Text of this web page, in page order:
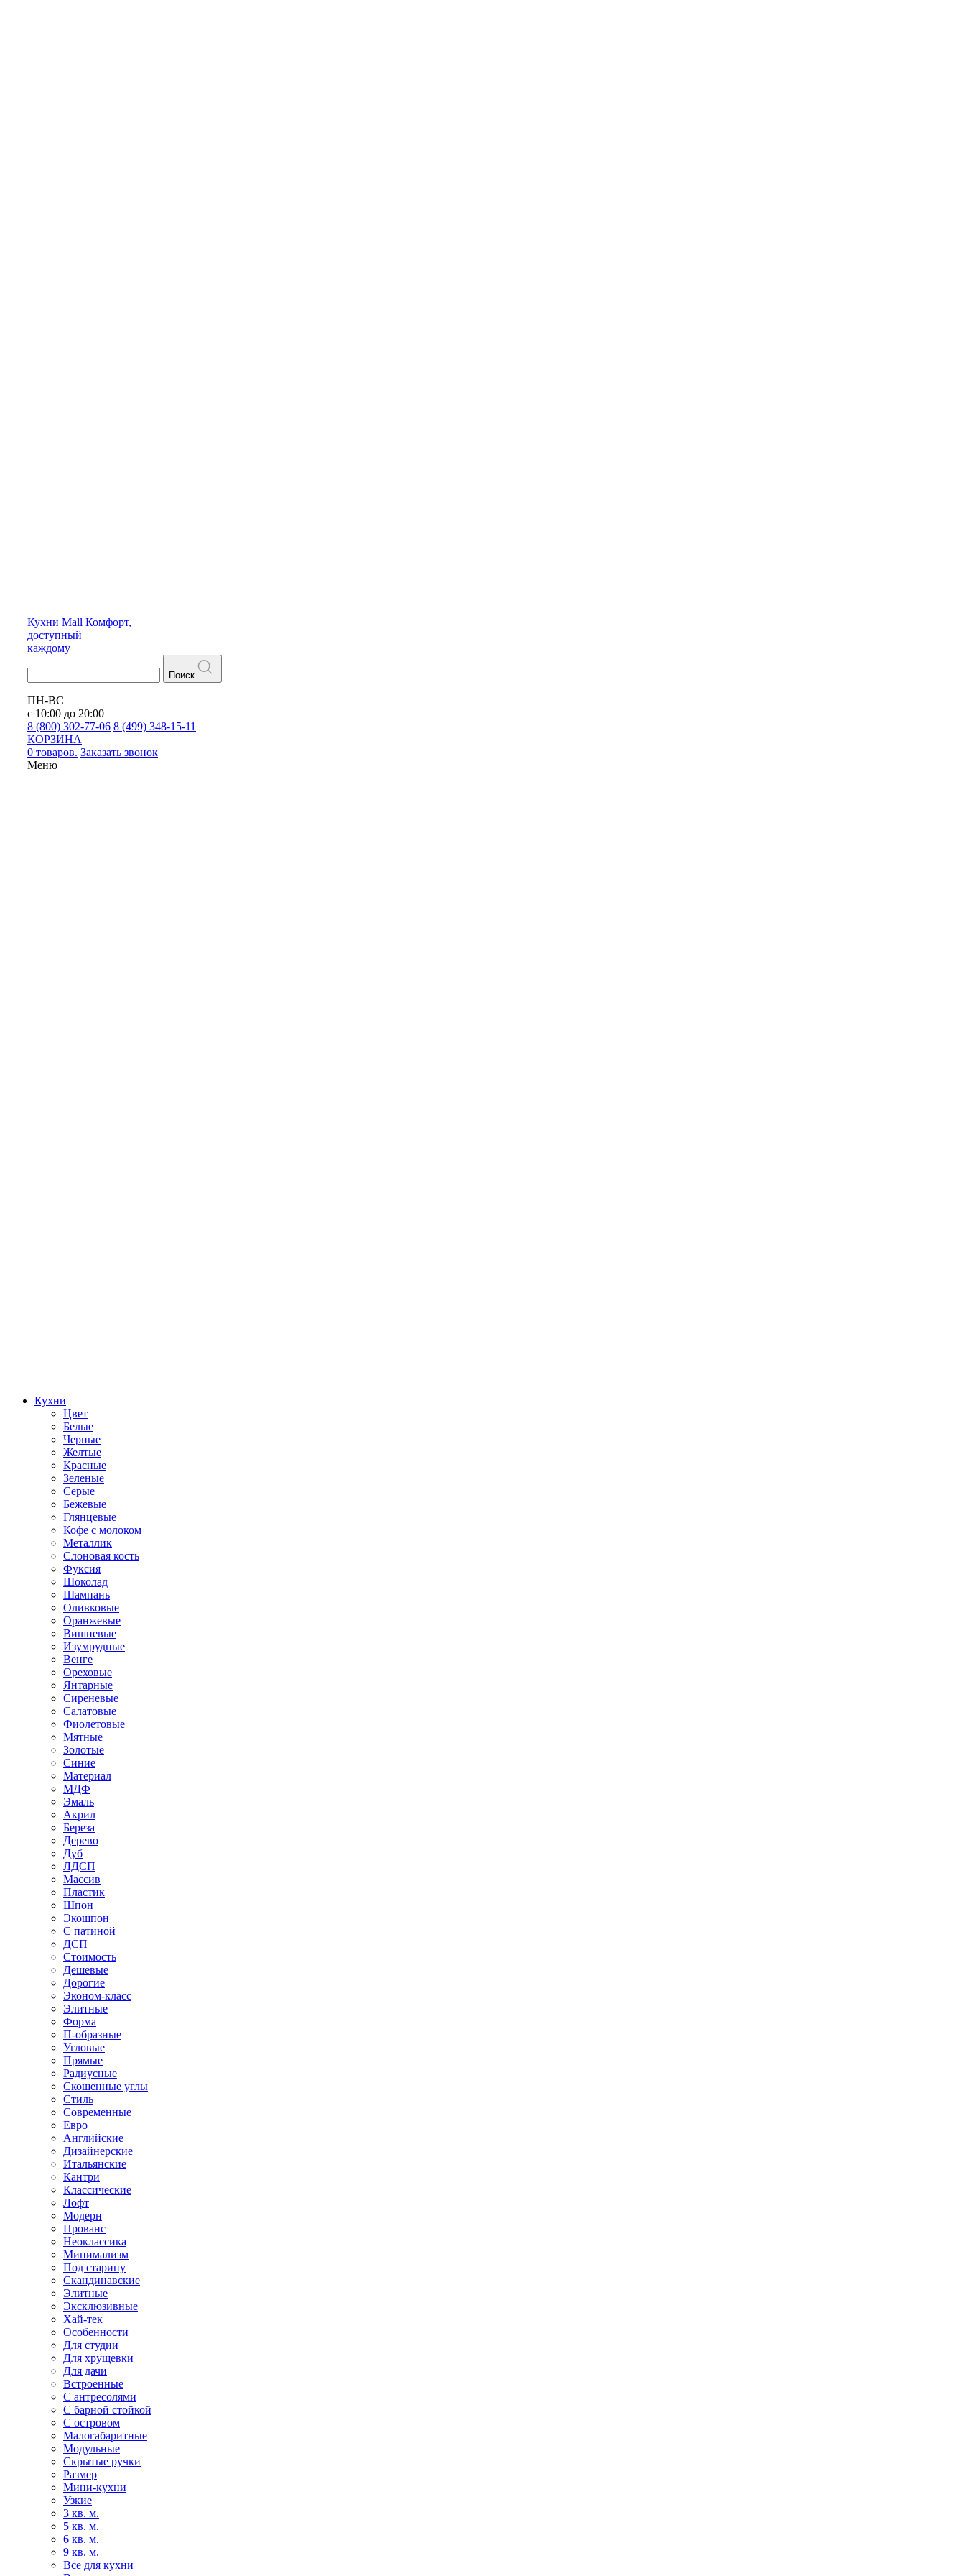
Кухни Mall Комфорт,
доступный
каждому
Поиск
ПН-ВС
с 10:00 до 20:00
8 (800) 302-77-06 8 (499) 348-15-11
КОРЗИНА
0 товаров. Заказать звонок
Меню
Кухни
Цвет
Белые
Черные
Желтые
Красные
Зеленые
Серые
Бежевые
Глянцевые
Кофе с молоком
Металлик
Слоновая кость
Фуксия
Шоколад
Шампань
Оливковые
Оранжевые
Вишневые
Изумрудные
Венге
Ореховые
Янтарные
Сиреневые
Салатовые
Фиолетовые
Мятные
Золотые
Синие
Материал
МДФ
Эмаль
Акрил
Береза
Дерево
Дуб
ЛДСП
Массив
Пластик
Шпон
Экошпон
С патиной
ДСП
Стоимость
Дешевые
Дорогие
Эконом-класс
Элитные
Форма
П-образные
Угловые
Прямые
Радиусные
Скошенные углы
Стиль
Современные
Евро
Английские
Дизайнерские
Итальянские
Кантри
Классические
Лофт
Модерн
Прованс
Неоклассика
Минимализм
Под старину
Скандинавские
Элитные
Эксклюзивные
Хай-тек
Особенности
Для студии
Для хрущевки
Для дачи
Встроенные
С антресолями
С барной стойкой
С островом
Малогабаритные
Модульные
Скрытые ручки
Размер
Мини-кухни
Узкие
3 кв. м.
5 кв. м.
6 кв. м.
9 кв. м.
Все для кухни